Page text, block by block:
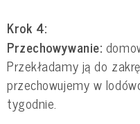
Krok 4:
Przechowywanie:
Przekładamy ją do
przechowujemy w
tygodnie.